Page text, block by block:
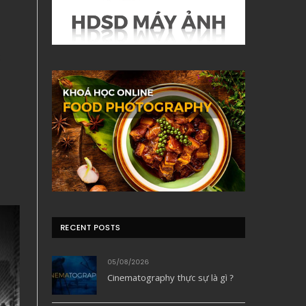
RECENT POSTS
05/08/2026
Cinematography thực sự là gì ?